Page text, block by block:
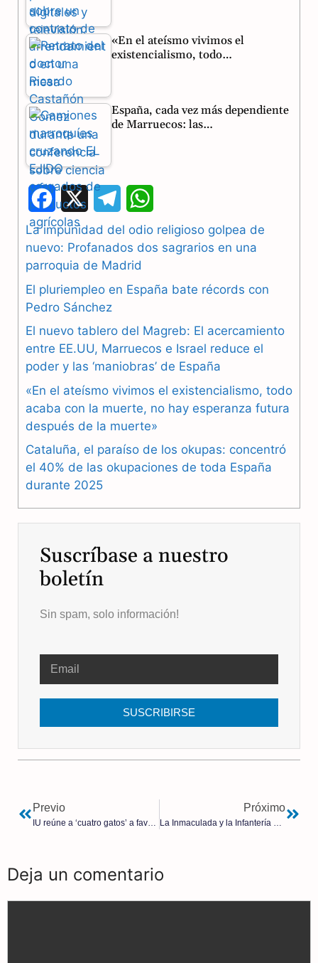
«En el ateísmo vivimos el
existencialismo, todo…
España, cada vez más dependiente
de Marruecos: las…
F
a
c
b
o
o
k
e
l
r
a
m
h
a
A
p
p
La impunidad del odio religioso golpea de
nuevo: Profanados dos sagrarios en una
parroquia de Madrid
El pluriempleo en España bate récords con
Pedro Sánchez
El nuevo tablero del Magreb: El acercamiento
entre EE.UU, Marruecos e Israel reduce el
poder y las ‘maniobras’ de España
«En el ateísmo vivimos el existencialismo, todo
acaba con la muerte, no hay esperanza futura
después de la muerte»
Cataluña, el paraíso de los okupas: concentró
el 40% de las okupaciones de toda España
durante 2025
Suscríbase a nuestro
boletín
Sin spam, solo información!
SUSCRIBIRSE
Previo Próximo
Deja un comentario